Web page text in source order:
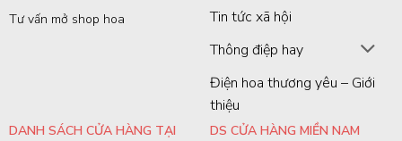
Tư vấn mở shop hoa
Tin tức xã hội
Thông điệp hay
Điện hoa thương yêu – Giới
thiệu
DANH SÁCH CỬA HÀNG TẠI
DS CỬA HÀNG MIỀN NAM